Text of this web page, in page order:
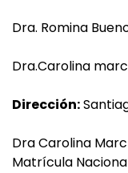
Dra. Romina
Dra.Carolina
Dirección:
Dra Carolina
Matrícula